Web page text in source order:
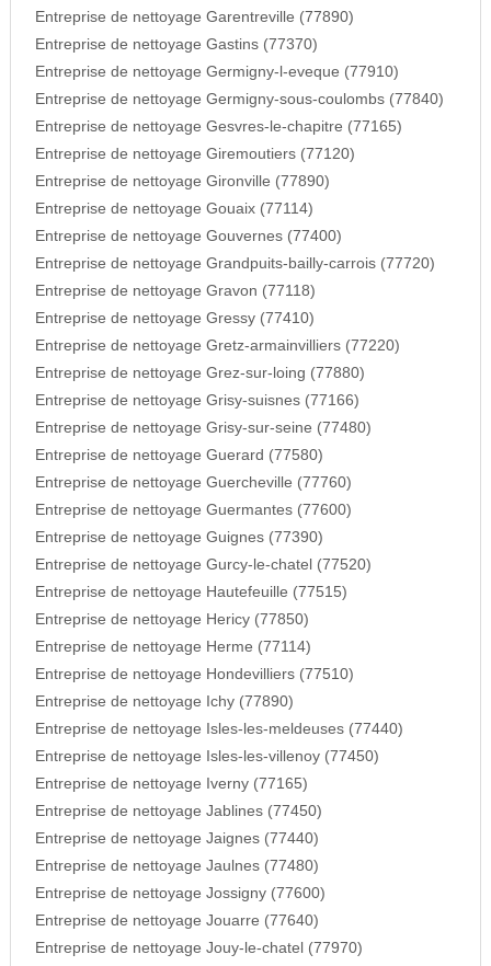
Entreprise de nettoyage Garentreville (77890)
Entreprise de nettoyage Gastins (77370)
Entreprise de nettoyage Germigny-l-eveque (77910)
Entreprise de nettoyage Germigny-sous-coulombs (77840)
Entreprise de nettoyage Gesvres-le-chapitre (77165)
Entreprise de nettoyage Giremoutiers (77120)
Entreprise de nettoyage Gironville (77890)
Entreprise de nettoyage Gouaix (77114)
Entreprise de nettoyage Gouvernes (77400)
Entreprise de nettoyage Grandpuits-bailly-carrois (77720)
Entreprise de nettoyage Gravon (77118)
Entreprise de nettoyage Gressy (77410)
Entreprise de nettoyage Gretz-armainvilliers (77220)
Entreprise de nettoyage Grez-sur-loing (77880)
Entreprise de nettoyage Grisy-suisnes (77166)
Entreprise de nettoyage Grisy-sur-seine (77480)
Entreprise de nettoyage Guerard (77580)
Entreprise de nettoyage Guercheville (77760)
Entreprise de nettoyage Guermantes (77600)
Entreprise de nettoyage Guignes (77390)
Entreprise de nettoyage Gurcy-le-chatel (77520)
Entreprise de nettoyage Hautefeuille (77515)
Entreprise de nettoyage Hericy (77850)
Entreprise de nettoyage Herme (77114)
Entreprise de nettoyage Hondevilliers (77510)
Entreprise de nettoyage Ichy (77890)
Entreprise de nettoyage Isles-les-meldeuses (77440)
Entreprise de nettoyage Isles-les-villenoy (77450)
Entreprise de nettoyage Iverny (77165)
Entreprise de nettoyage Jablines (77450)
Entreprise de nettoyage Jaignes (77440)
Entreprise de nettoyage Jaulnes (77480)
Entreprise de nettoyage Jossigny (77600)
Entreprise de nettoyage Jouarre (77640)
Entreprise de nettoyage Jouy-le-chatel (77970)